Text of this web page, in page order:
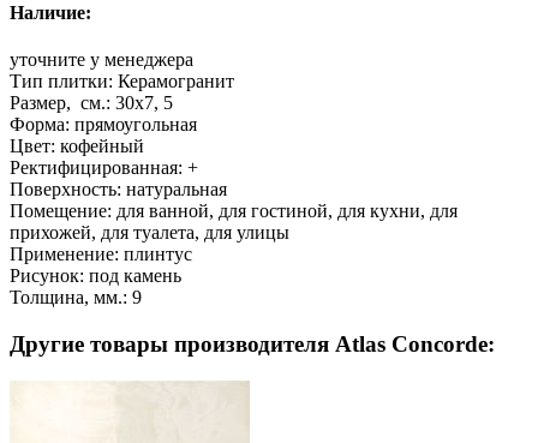
Наличие:
уточните у менеджера
Тип плитки: Керамогранит
Размер, см.: 30x7, 5
Форма: прямоугольная
Цвет: кофейный
Ректифицированная: +
Поверхность: натуральная
Помещение: для ванной, для гостиной, для кухни, для
прихожей, для туалета, для улицы
Применение: плинтус
Рисунок: под камень
Толщина, мм.: 9
Другие товары производителя Atlas Concorde: